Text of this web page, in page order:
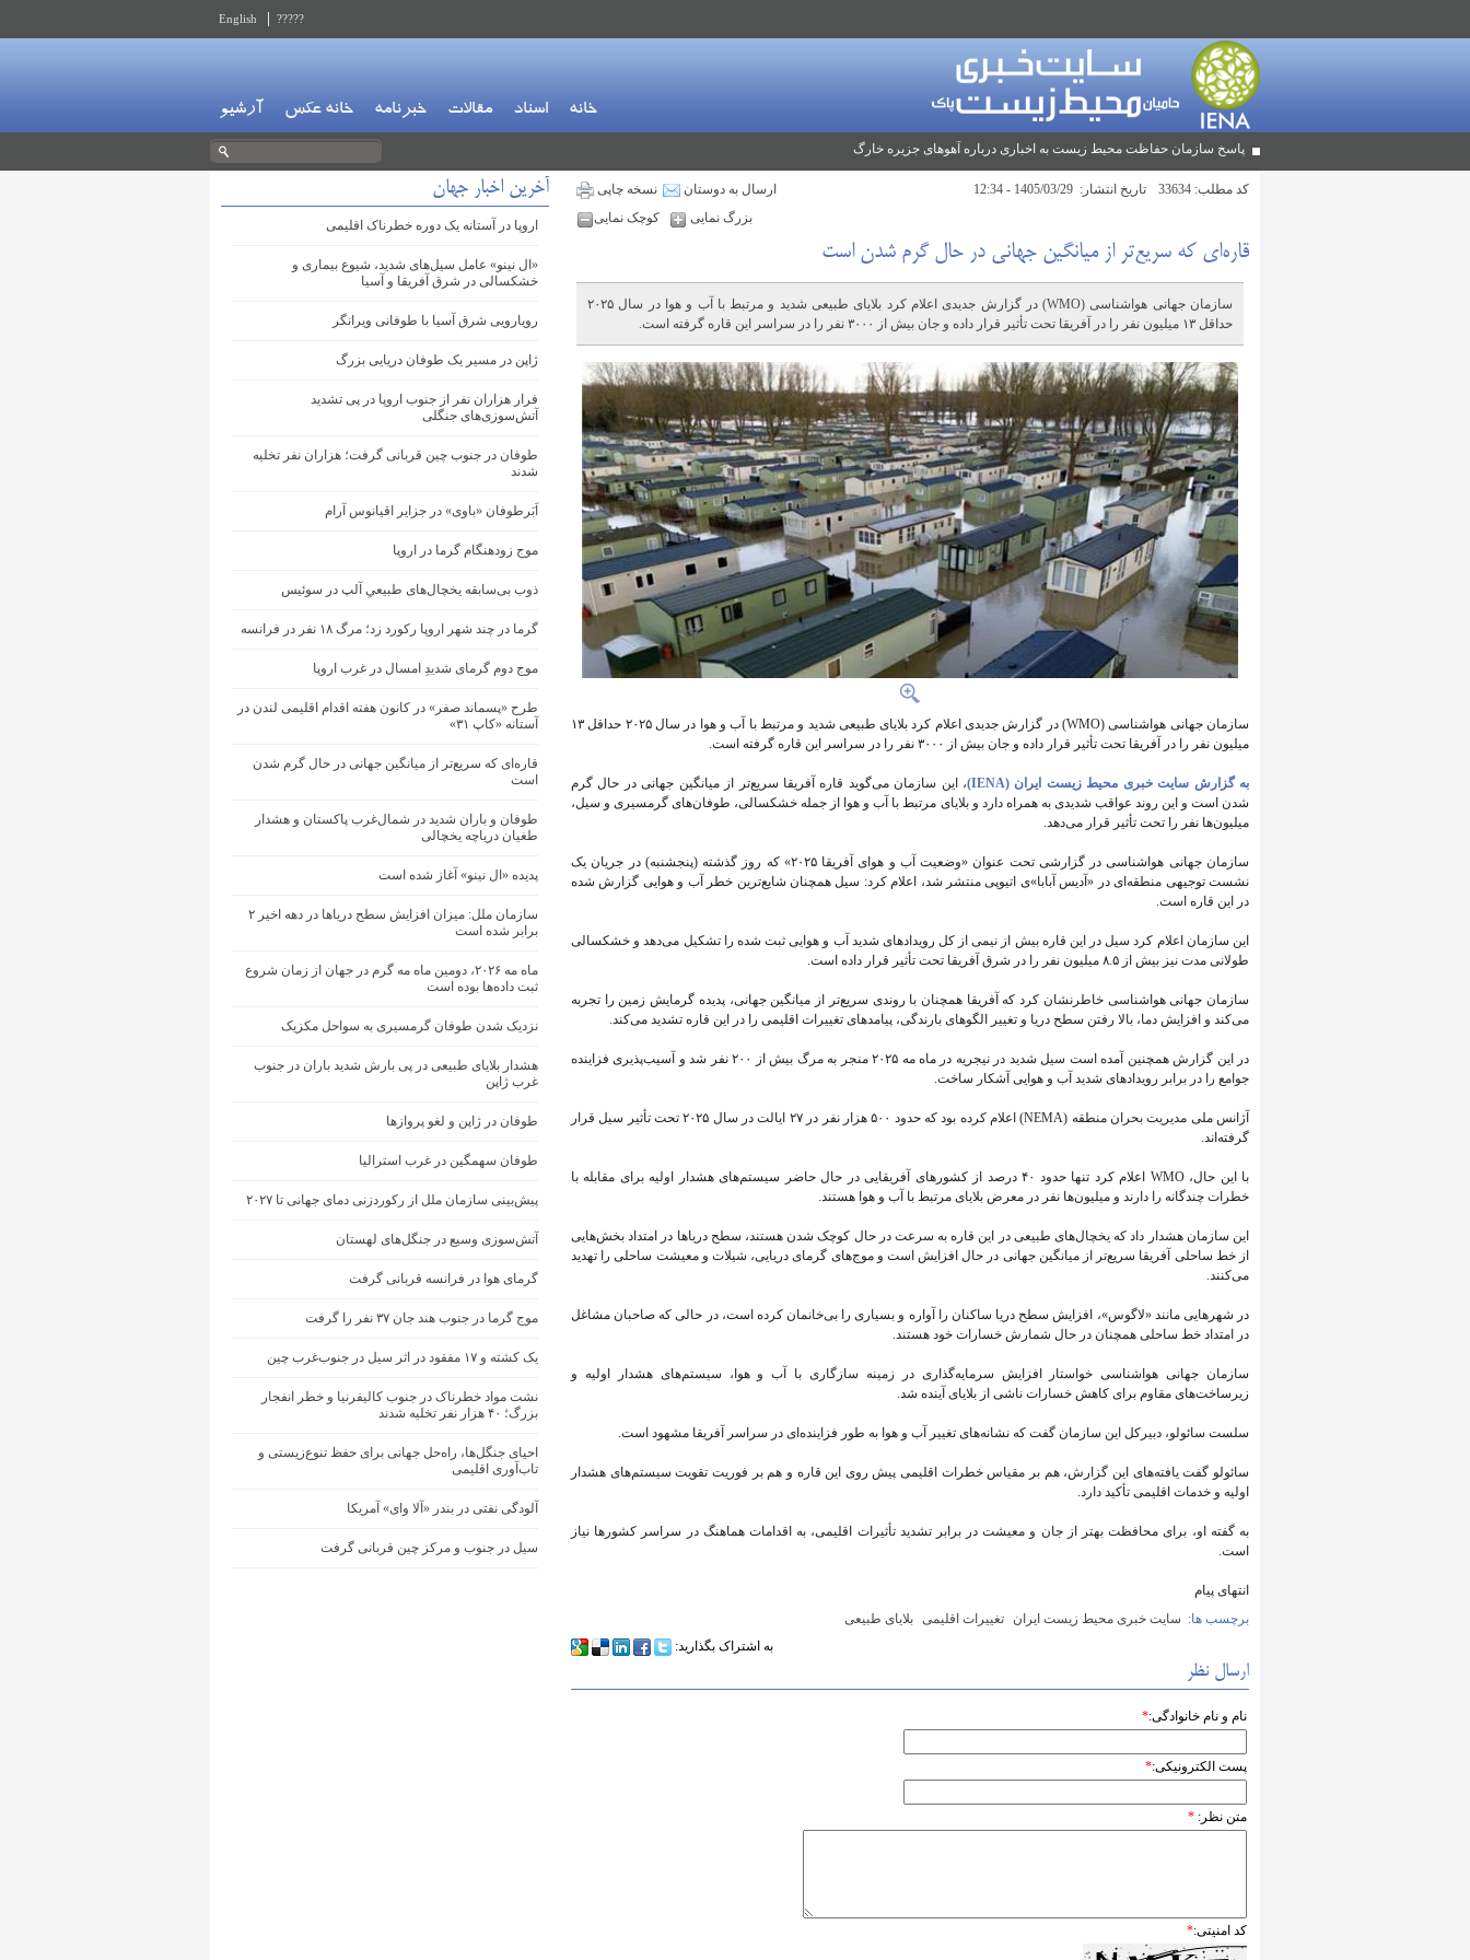
?????
English
خانه اسناد مقالات خبرنامه خانه عکس آرشیو
پاسخ سازمان حفاظت محیط زیست به اخباری درباره آهوهای جزیره خارگ
کد مطلب: تاریخ انتشار: نسخه چاپی
ارسال به دوستان
بزرگ نمایی
کوچک نمایی
قاره‌ای که سریع‌تر از میانگین جهانی در حال گرم شدن است
سازمان جهانی هواشناسی (WMO) در گزارش جدیدی اعلام کرد بلایای طبیعی شدید و مرتبط با آب و هوا در سال ۲۰۲۵
حداقل ۱۳ میلیون نفر را در آفریقا تحت تأثیر قرار داده و جان بیش از ۳۰۰۰ نفر را در سراسر این قاره گرفته است.
سازمان جهانی هواشناسی (WMO) در گزارش جدیدی اعلام کرد بلایای طبیعی شدید و مرتبط با آب و هوا در سال ۲۰۲۵ حداقل ۱۳
میلیون نفر را در آفریقا تحت تأثیر قرار داده و جان بیش از ۳۰۰۰ نفر را در سراسر این قاره گرفته است.
به گزارش سایت خبری محیط زیست ایران (IENA)
، این سازمان می‌گوید قاره آفریقا سریع‌تر از میانگین جهانی در حال گرم
شدن است و این روند عواقب شدیدی به همراه دارد و بلایای مرتبط با آب و هوا از جمله خشکسالی، طوفان‌های گرمسیری و سیل،
میلیون‌ها نفر را تحت تأثیر قرار می‌دهد.
سازمان جهانی هواشناسی در گزارشی تحت عنوان «وضعیت آب و هوای آفریقا ۲۰۲۵» که روز گذشته (پنجشنبه) در جریان یک
نشست توجیهی منطقه‌ای در «آدیس آبابا»ی اتیوپی منتشر شد، اعلام کرد: سیل همچنان شایع‌ترین خطر آب و هوایی گزارش شده
در این قاره است.
این سازمان اعلام کرد سیل در این قاره بیش از نیمی از کل رویدادهای شدید آب و هوایی ثبت شده را تشکیل می‌دهد و خشکسالی
طولانی مدت نیز بیش از ۸.۵ میلیون نفر را در شرق آفریقا تحت تأثیر قرار داده است.
سازمان جهانی هواشناسی خاطرنشان کرد که آفریقا همچنان با روندی سریع‌تر از میانگین جهانی، پدیده گرمایش زمین را تجربه
می‌کند و افزایش دما، بالا رفتن سطح دریا و تغییر الگوهای بارندگی، پیامدهای تغییرات اقلیمی را در این قاره تشدید می‌کند.
در این گزارش همچنین آمده است سیل شدید در نیجریه در ماه مه ۲۰۲۵ منجر به مرگ بیش از ۲۰۰ نفر شد و آسیب‌پذیری فزاینده
جوامع را در برابر رویدادهای شدید آب و هوایی آشکار ساخت.
آژانس ملی مدیریت بحران منطقه (NEMA) اعلام کرده بود که حدود ۵۰۰ هزار نفر در ۲۷ ایالت در سال ۲۰۲۵ تحت تأثیر سیل قرار
گرفته‌اند.
با این حال، WMO اعلام کرد تنها حدود ۴۰ درصد از کشورهای آفریقایی در حال حاضر سیستم‌های هشدار اولیه برای مقابله با
خطرات چندگانه را دارند و میلیون‌ها نفر در معرض بلایای مرتبط با آب و هوا هستند.
این سازمان هشدار داد که یخچال‌های طبیعی در این قاره به سرعت در حال کوچک شدن هستند، سطح دریاها در امتداد بخش‌هایی
از خط ساحلی آفریقا سریع‌تر از میانگین جهانی در حال افزایش است و موج‌های گرمای دریایی، شیلات و معیشت ساحلی را تهدید
می‌کنند.
در شهرهایی مانند «لاگوس»، افزایش سطح دریا ساکنان را آواره و بسیاری را بی‌خانمان کرده است، در حالی که صاحبان مشاغل
در امتداد خط ساحلی همچنان در حال شمارش خسارات خود هستند.
سازمان جهانی هواشناسی خواستار افزایش سرمایه‌گذاری در زمینه سازگاری با آب و هوا، سیستم‌های هشدار اولیه و
زیرساخت‌های مقاوم برای کاهش خسارات ناشی از بلایای آینده شد.
سلست سائولو، دبیرکل این سازمان گفت که نشانه‌های تغییر آب و هوا به طور فزاینده‌ای در سراسر آفریقا مشهود است.
سائولو گفت یافته‌های این گزارش، هم بر مقیاس خطرات اقلیمی پیش روی این قاره و هم بر فوریت تقویت سیستم‌های هشدار
اولیه و خدمات اقلیمی تأکید دارد.
به گفته او، برای محافظت بهتر از جان و معیشت در برابر تشدید تأثیرات اقلیمی، به اقدامات هماهنگ در سراسر کشورها نیاز
است.
انتهای پیام
برچسب ها: سایت خبری محیط زیست ایران تغییرات اقلیمی بلایای طبیعی
به اشتراک بگذارید:
ارسال نظر
نام و نام خانوادگی:*
پست الکترونیکی:*
متن نظر: *
کد امنیتی:*
آخرین اخبار جهان
اروپا در آستانه یک دوره خطرناک اقلیمی
«ال نینو» عامل سیل‌های شدید، شیوع بیماری و
خشکسالی در شرق آفریقا و آسیا
رویارویی شرق آسیا با طوفانی ویرانگر
ژاپن در مسیر یک طوفان دریایی بزرگ
فرار هزاران نفر از جنوب اروپا در پی تشدید
آتش‌سوزی‌های جنگلی
طوفان در جنوب چین قربانی گرفت؛ هزاران نفر تخلیه
شدند
اَبَرطوفان «باوی» در جزایر اقیانوس آرام
موج زودهنگام گرما در اروپا
ذوب بی‌سابقه یخچال‌های طبیعیِ آلپ در سوئیس
گرما در چند شهر اروپا رکورد زد؛ مرگ ۱۸ نفر در فرانسه
موج دوم گرمای شدیدِ امسال در غرب اروپا
طرح «پسماند صفر» در کانون هفته اقدام اقلیمی لندن در
آستانه «کاپ ۳۱»
قاره‌ای که سریع‌تر از میانگین جهانی در حال گرم شدن
است
طوفان و باران شدید در شمال‌غرب پاکستان و هشدار
طغیان دریاچه یخچالی
پدیده «ال نینو» آغاز شده است
سازمان ملل: میزان افزایش سطح دریاها در دهه اخیر ۲
برابر شده است
ماه مه ۲۰۲۶، دومین ماه مه گرم در جهان از زمان شروع
ثبت داده‌ها بوده است
نزدیک شدن طوفان گرمسیری به سواحل مکزیک
هشدار بلایای طبیعی در پی بارش شدید باران در جنوب
غرب ژاپن
طوفان در ژاپن و لغو پروازها
طوفان سهمگین در غرب استرالیا
پیش‌بینی سازمان ملل از رکوردزنی دمای جهانی تا ۲۰۲۷
آتش‌سوزی وسیع در جنگل‌های لهستان
گرمای هوا در فرانسه قربانی گرفت
موج گرما در جنوب هند جان ۳۷ نفر را گرفت
یک کشته و ۱۷ مفقود در اثر سیل در جنوب‌غرب چین
نشت مواد خطرناک در جنوب کالیفرنیا و خطر انفجار
بزرگ؛ ۴۰ هزار نفر تخلیه شدند
احیای جنگل‌ها، راه‌حل جهانی برای حفظ تنوع‌زیستی و
تاب‌آوری اقلیمی
آلودگی نفتی در بندر «آلا وای» آمریکا
سیل در جنوب و مرکز چین قربانی گرفت